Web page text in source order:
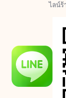
ไลน์ร้